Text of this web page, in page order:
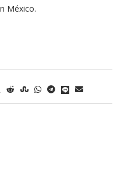
México.